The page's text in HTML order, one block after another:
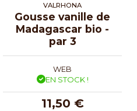
VALRHONA
Gousse vanille de
Madagascar bio -
par 3
WEB
EN STOCK !
11,50 €